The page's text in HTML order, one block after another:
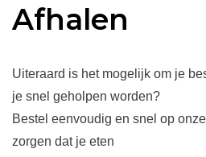
Afhalen
Uiteraard is het mogelijk om je
je snel geholpen worden?
Bestel eenvoudig en snel op
zorgen dat je eten